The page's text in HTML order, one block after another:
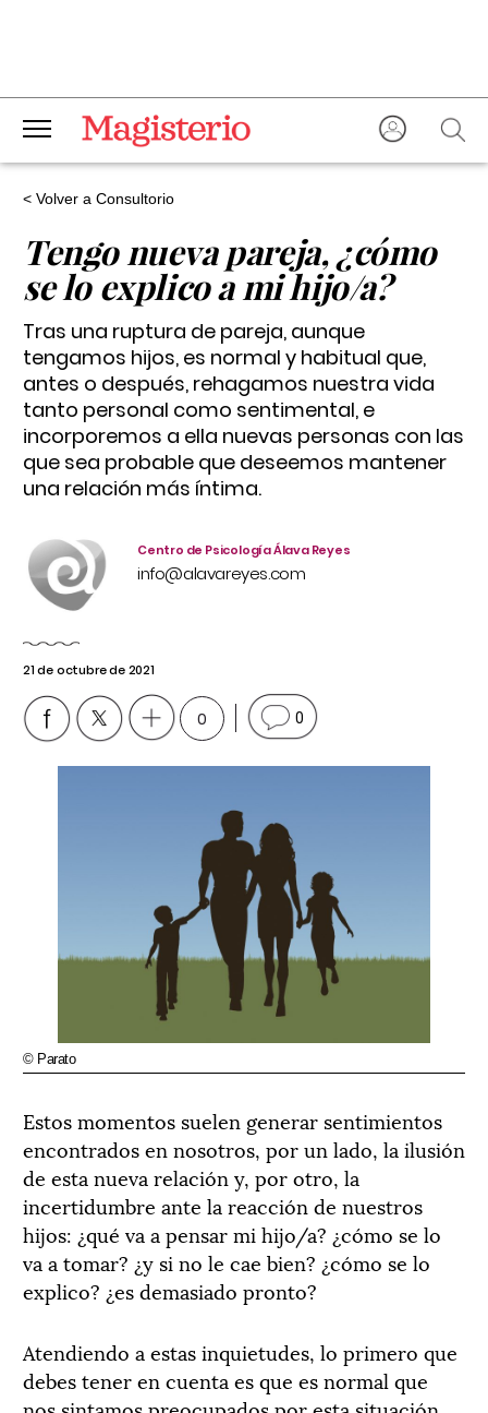
< Volver a Consultorio
Tengo nueva pareja, ¿cómo
se lo explico a mi hijo/a?
Tras una ruptura de pareja, aunque
tengamos hijos, es normal y habitual que,
antes o después, rehagamos nuestra vida
tanto personal como sentimental, e
incorporemos a ella nuevas personas con las
que sea probable que deseemos mantener
una relación más íntima.
Centro de Psicología Álava Reyes
info@alavareyes.com
21 de octubre de 2021
0 0
© Parato
Estos momentos suelen generar sentimientos
encontrados en nosotros, por un lado, la ilusión
de esta nueva relación y, por otro, la
incertidumbre ante la reacción de nuestros
hijos: ¿qué va a pensar mi hijo/a? ¿cómo se lo
va a tomar? ¿y si no le cae bien? ¿cómo se lo
explico? ¿es demasiado pronto?
Atendiendo a estas inquietudes, lo primero que
debes tener en cuenta es que es normal que